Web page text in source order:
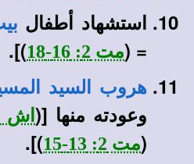
استشهاد أطفال
= (مت 2: 16-18 )].
هروب السيد
وعودته منها [(اش 19: 1
(مت 2: 13-15
)].